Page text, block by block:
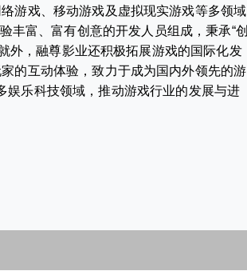
游戏、移动游戏及虚拟现实游戏等多领域
丰富、富有创意的开发人员组成，秉承“创
外，融尊影业还积极拓展游戏的国际化发
的互动体验，致力于成为国内外领先的游
娱乐科技领域，推动游戏行业的发展与进